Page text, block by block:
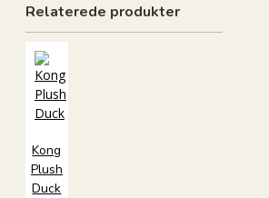
Relaterede produkter
Kong
Plush
Duck